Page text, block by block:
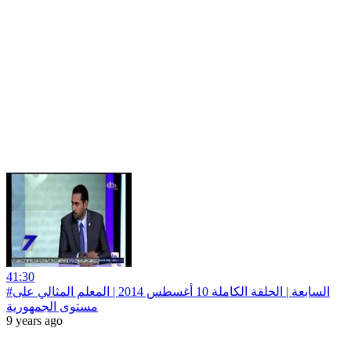
41:30
#السابعة | الحلقة الكاملة 10 أغسطس 2014 | المعلم المثالي على
مستوى الجمهورية
9 years ago